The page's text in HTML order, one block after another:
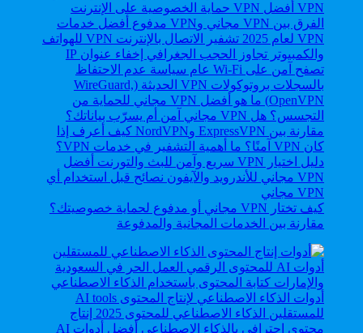
كيف تختار VPN مجاني أو مدفوع لحماية خصوصيتك؟
مقارنة بين الخدمات المجانية والمدفوعة